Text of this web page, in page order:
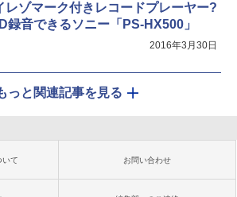
レゾマーク付きレコードプレーヤー?
録音できるソニー「PS-HX500」
2016年3月30日
っと関連記事を見る
いて お問い合わせ